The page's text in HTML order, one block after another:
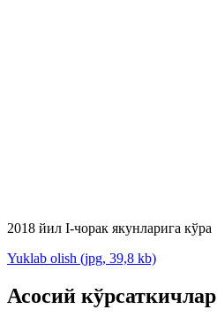
2018 йил I-чорак якунларига кўра
Yuklab olish (jpg, 39,8 kb)
Асосий кўрсаткичлар